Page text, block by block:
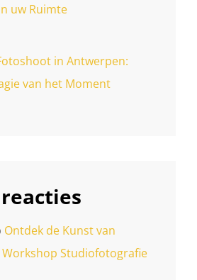
uw Ruimte
in Antwerpen:
van het Moment
Ontdek de Kunst van
Studiofotografie